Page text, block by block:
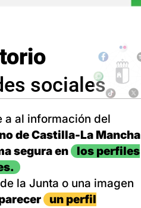
sociales
a al información del
de Castilla-La Mancha
segura en
los perfiles
la Junta o una imagen
un perfil